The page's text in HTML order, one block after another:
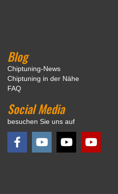
Blog
Chiptuning-News
Chiptuning in der Nähe
FAQ
Social Media
besuchen Sie uns auf